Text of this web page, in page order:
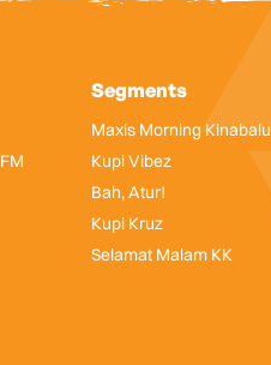
Segments
Maxis Morning Kinabalu
Kupi Vibez
Bah, Atur!
Kupi Kruz
Selamat Malam KK